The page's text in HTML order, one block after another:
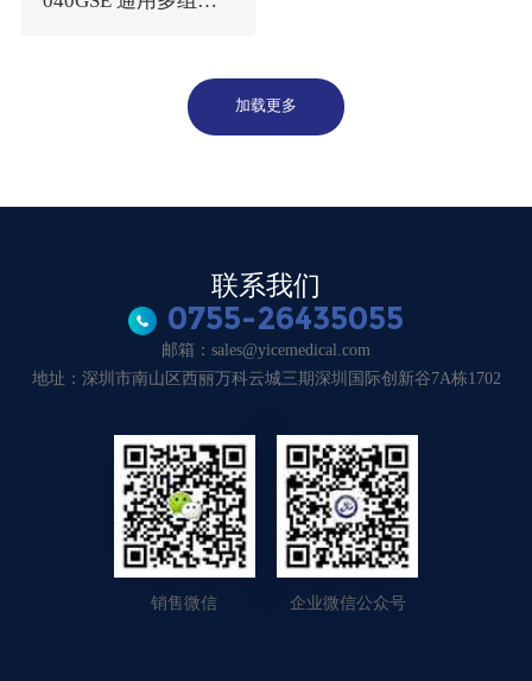
加载更多
联系我们
0755-26435055
邮箱：sales@yicemedical.com
地址：深圳市南山区西丽万科云城三期深圳国际创新谷7A栋1702
销售微信 企业微信公众号